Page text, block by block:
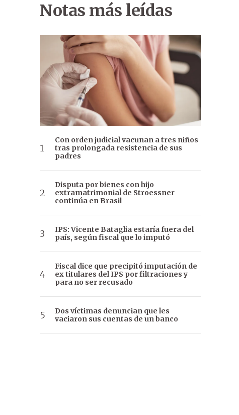
Notas más leídas
Con orden judicial vacunan a tres niños
tras prolongada resistencia de sus
padres
Disputa por bienes con hijo
extramatrimonial de Stroessner
continúa en Brasil
IPS: Vicente Bataglia estaría fuera del
país, según fiscal que lo imputó
Fiscal dice que precipitó imputación de
ex titulares del IPS por filtraciones y
para no ser recusado
Dos víctimas denuncian que les
vaciaron sus cuentas de un banco